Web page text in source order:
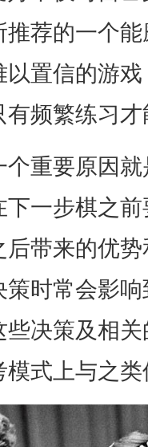
推荐的一个
以置信的游
有频繁练习
个重要原因
下一步棋之
后带来的优
策时常会影
些决策及相
模式上与之